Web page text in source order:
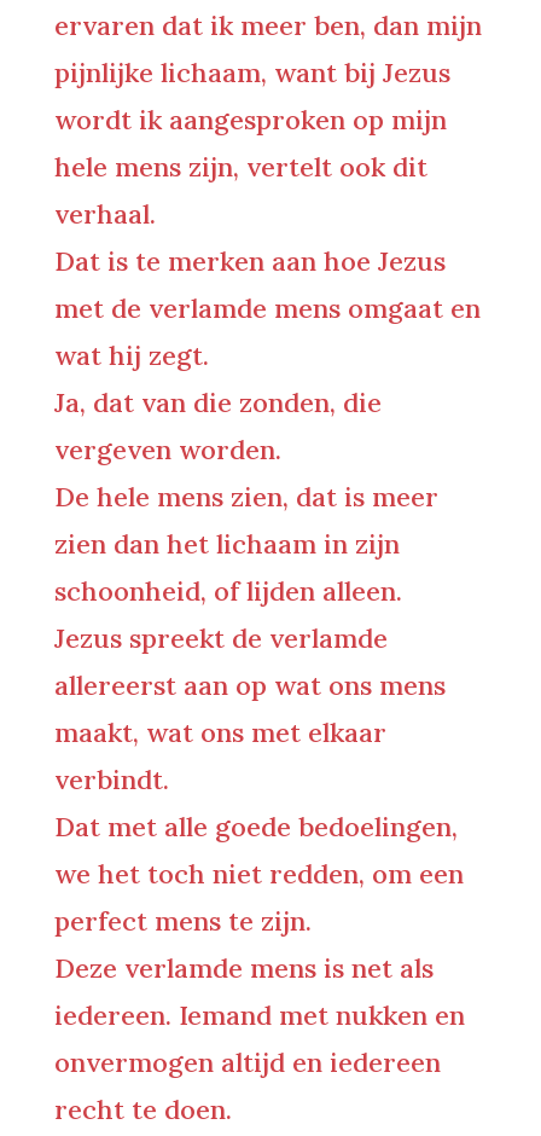
ervaren dat ik meer ben, dan mijn
pijnlijke lichaam, want bij Jezus
wordt ik aangesproken op mijn
hele mens zijn, vertelt ook dit
verhaal.
Dat is te merken aan hoe Jezus
met de verlamde mens omgaat en
wat hij zegt.
Ja, dat van die zonden, die
vergeven worden.
De hele mens zien, dat is meer
zien dan het lichaam in zijn
schoonheid, of lijden alleen.
Jezus spreekt de verlamde
allereerst aan op wat ons mens
maakt, wat ons met elkaar
verbindt.
Dat met alle goede bedoelingen,
we het toch niet redden, om een
perfect mens te zijn.
Deze verlamde mens is net als
iedereen. Iemand met nukken en
onvermogen altijd en iedereen
recht te doen.